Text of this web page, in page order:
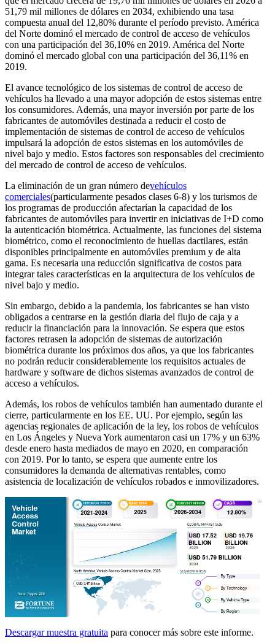
51,79 mil millones de dólares en 2034, exhibiendo una tasa
compuesta anual del 12,80% durante el período previsto. América
del Norte dominó el mercado de control de acceso de vehículos
con una participación del 36,10% en 2019. América del Norte
dominó el mercado global con una participación del 36,11% en
2019.
El avance tecnológico de los sistemas de control de acceso de
vehículos ha llevado a una mayor adopción de estos sistemas entre
los consumidores. Además, una mayor inversión por parte de los
fabricantes de automóviles destinada a reducir el costo de
implementación de sistemas de control de acceso de vehículos
impulsará la adopción de estos sistemas en los automóviles de
nivel bajo y medio. Estos factores son responsables del crecimiento
del mercado de control de acceso de vehículos.
La eliminación de un gran número devehículos
comerciales(particularmente pesados ​​clases 6-8) y los turismos de
los programas de producción afectarían la capacidad de los
fabricantes de automóviles para invertir en iniciativas de I+D como
la autenticación biométrica. Actualmente, las funciones del sistema
biométrico, como el reconocimiento de huellas dactilares, están
disponibles principalmente en automóviles premium y de alta
gama. Es necesaria una reducción significativa de costos para
integrar tales características en la arquitectura de los vehículos de
nivel bajo y medio.
Sin embargo, debido a la pandemia, los fabricantes se han visto
obligados a centrarse en la gestión diaria del flujo de caja y a
reducir la financiación para la innovación. Se espera que estos
factores retrasen la adopción de sistemas de autorización
biométrica durante los próximos dos años, ya que los fabricantes
no podrán reducir considerablemente los requisitos actuales de
hardware y software de dichos sistemas avanzados de control de
acceso a vehículos.
Además, los robos de vehículos también han aumentado durante el
cierre, particularmente en los EE. UU. Por ejemplo, según las
agencias regionales de aplicación de la ley, los robos de vehículos
en Los Ángeles y Nueva York aumentaron casi un 17% y un 63%
desde enero hasta mediados de mayo en 2020, en comparación
con 2019. Por lo tanto, se espera que aumente entre los
consumidores la demanda de alternativas rentables, como
asistencia de localización de vehículos robados e inmovilizadores.
Descargar muestra gratuita para conocer más sobre este informe.